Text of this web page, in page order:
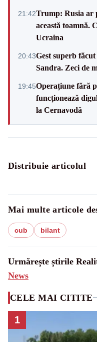
21:42Trump: Rusia ar
această toamnă.
Ucraina
20:43Gest superb
Sandra. Zeci de
19:45Operațiune fără
funcționează
la Cernavodă
Distribuie articolul
Mai multe articole
cub bilant
Urmărește știrile
News
CELE MAI CITITE
1